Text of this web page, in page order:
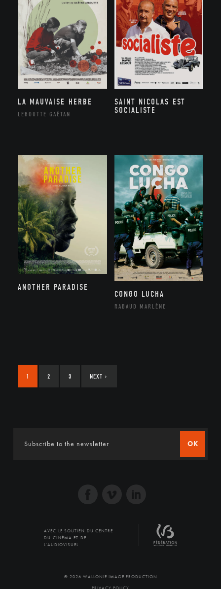
LA MAUVAISE HERBE
LEBOUTTE GAËTAN
SAINT NICOLAS EST
SOCIALISTE
ANOTHER PARADISE
CONGO LUCHA
RABAUD MARLÈNE
1 2 3 NEXT ›
OK
AVEC LE SOUTIEN DU CENTRE
DU CINÉMA ET DE
L'AUDIOVISUEL
© 2026 WALLONIE IMAGE PRODUCTION